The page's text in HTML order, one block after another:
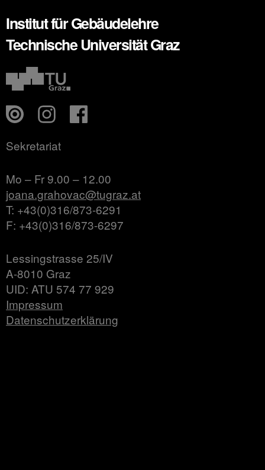
Institut für Gebäudelehre
Technische Universität Graz
Sekretariat
Mo – Fr 9.00 – 12.00
joana.grahovac@tugraz.at
T: +43(0)316/873-6291
F: +43(0)316/873-6297
Lessingstrasse 25/IV
A-8010 Graz
UID: ATU 574 77 929
Impressum
Datenschutzerklärung